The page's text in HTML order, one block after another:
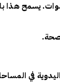
يسمح هذا
في